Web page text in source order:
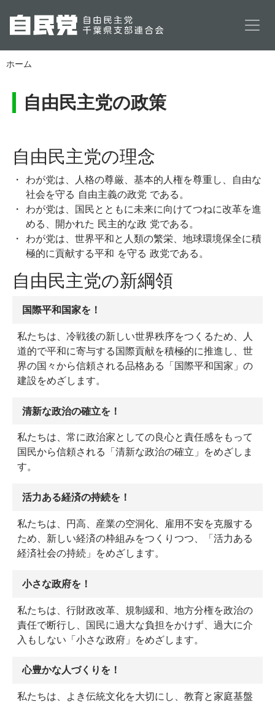
ホーム
自由民主党の政策
自由民主党の理念
わが党は、人格の尊厳、基本的人権を尊重し、自由な
社会を守る 自由主義の政党 である。
わが党は、国民とともに未来に向けてつねに改革を進
める、開かれた 民主的な政 党である。
わが党は、世界平和と人類の繁栄、地球環境保全に積
極的に貢献する平和 を守る 政党である。
自由民主党の新綱領
国際平和国家を！
私たちは、冷戦後の新しい世界秩序をつくるため、人
道的で平和に寄与する国際貢献を積極的に推進し、世
界の国々から信頼される品格ある「国際平和国家」の
建設をめざします。
清新な政治の確立を！
私たちは、常に政治家としての良心と責任感をもって
国民から信頼される「清新な政治の確立」をめざしま
す。
活力ある経済の持続を！
私たちは、円高、産業の空洞化、雇用不安を克服する
ため、新しい経済の枠組みをつくりつつ、「活力ある
経済社会の持続」をめざします。
小さな政府を！
私たちは、行財政改革、規制緩和、地方分権を政治の
責任で断行し、国民に過大な負担をかけず、過大に介
入もしない「小さな政府」をめざします。
心豊かな人づくりを！
私たちは、よき伝統文化を大切にし、教育と家庭基盤